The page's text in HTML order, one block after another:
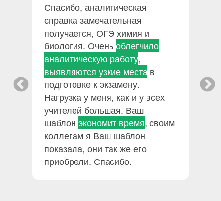
Спасибо, аналитическая
справка замечательная
получается, ОГЭ химия и
биология. Оченьоблегчило
аналитическую работу,
выявляются узкие места в
подготовке к экзамену.
Нагрузка у меня, как и у всех
учителей большая. Ваш
шаблон экономит время, своим
коллегам я Ваш шаблон
показала, они так же его
приобрели. Спасибо.